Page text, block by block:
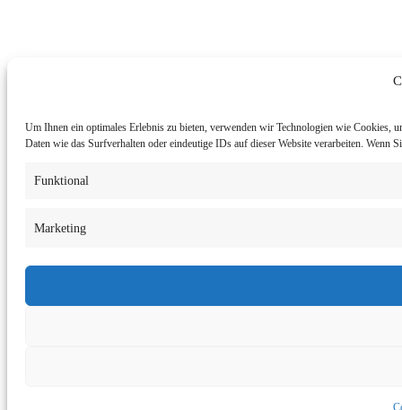
Um Ihnen ein optimales Erlebnis zu bieten, verwenden wir Technologien wie Cookies,
Daten wie das Surfverhalten oder eindeutige IDs auf dieser Website verarbeiten.
Funktional
Marketing